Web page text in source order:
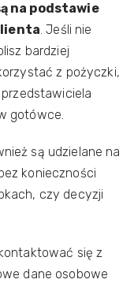
na podstawie
. Jeśli nie
bardziej
z pożyczki,
gotówce.
są udzielane na
konieczności
czy decyzji
się z
dane osobowe